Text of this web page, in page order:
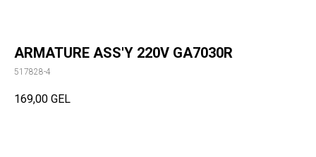
ARMATURE ASS'Y 220V GA7030R
517828-4
169,00 GEL